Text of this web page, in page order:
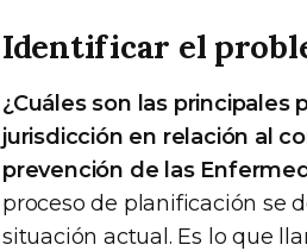
Identificar el
¿Cuáles son las
jurisdicción en relación al
prevención de las
proceso de planificación se
situación actual. Es lo que